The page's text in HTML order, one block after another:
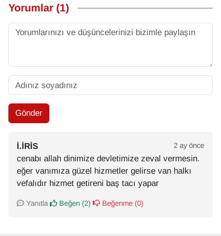
Yorumlar (1)
Gönder
I.IRIS 2 ay önce
cenabı allah dinimize devletimize zeval vermesin.
eğer vanımıza güzel hizmetler gelirse van halkı
vefalıdır hizmet getireni baş tacı yapar
Yanıtla Beğen (2) Beğenme (0)